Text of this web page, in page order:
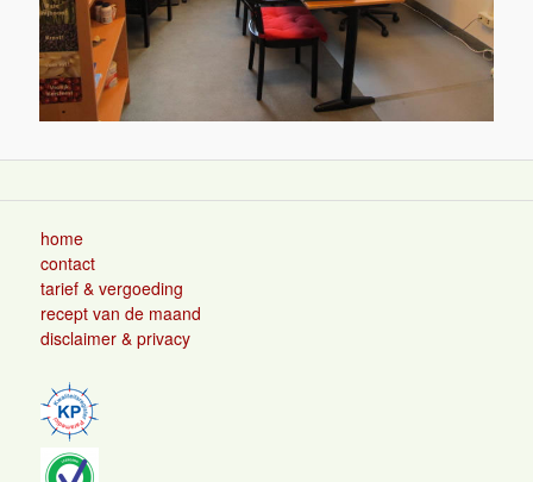
home
contact
tarief & vergoeding
recept van de maand
disclaimer & privacy